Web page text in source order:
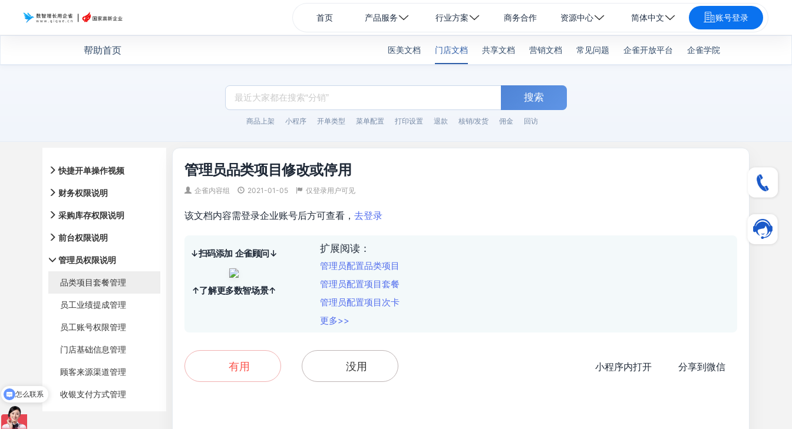
首页 产品服务 行业方案 商务合作 资源中心 简体中文 账号登录
帮助首页 医美文档 门店文档 共享文档 营销文档 常见问题 企雀开放平台 企雀学院
搜索
商品上架 小程序 开单类型 菜单配置 打印设置 退款 核销/发货 佣金 回访
快捷开单操作视频
财务权限说明
采购库存权限说明
前台权限说明
管理员权限说明
品类项目套餐管理
员工业绩提成管理
员工账号权限管理
门店基础信息管理
顾客来源渠道管理
收银支付方式管理
管理员品类项目修改或停用
企雀内容组 2021-01-05 仅登录用户可见
该文档内容需登录企业账号后方可查看， 去登录
↓扫码添加 企雀顾问↓
↑了解更多数智场景↑
扩展阅读：
管理员配置品类项目
管理员配置项目套餐
管理员配置项目次卡
更多>>
有用 没用 分享到微信
小程序内打开
怎么联系